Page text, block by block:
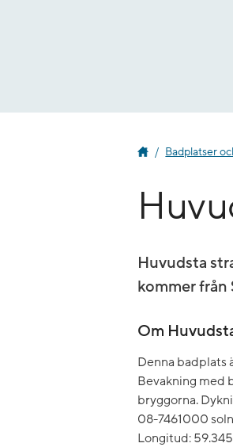
Badplatser
Huvudsta
kommer från
Om
Denna badplats
Bevakning med
bryggorna.
08-7461000
Longitud: